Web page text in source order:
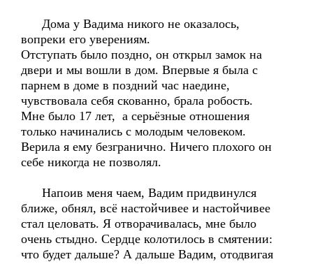
Дома у Вадима никого не оказалось,
вопреки его уверениям.
Отступать было поздно, он открыл замок на
двери и мы вошли в дом. Впервые я была с
парнем в доме в поздний час наедине,
чувствовала себя скованно, брала робость.
Мне было 17 лет, а серьёзные отношения
только начинались с молодым человеком.
Верила я ему безгранично. Ничего плохого он
себе никогда не позволял.
Напоив меня чаем, Вадим придвинулся
ближе, обнял, всё настойчивее и настойчивее
стал целовать. Я отворачивалась, мне было
очень стыдно. Сердце колотилось в смятении:
что будет дальше? А дальше Вадим, отодвигая